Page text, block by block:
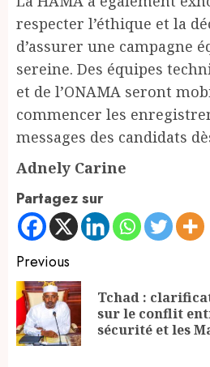
respecter l’éthique et la
d’assurer une campagne
sereine. Des équipes
et de l’ONAMA seront
commencer les
messages des candidats
Adnely Carine
Partagez sur
Continue
Reading
Previous
Tchad :
sur le conflit
sécurité et les